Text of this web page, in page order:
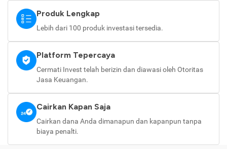
Produk Lengkap
Lebih dari 100 produk investasi tersedia.
Platform Tepercaya
Cermati Invest telah berizin dan diawasi oleh Otoritas
Jasa Keuangan.
Cairkan Kapan Saja
Cairkan dana Anda dimanapun dan kapanpun tanpa
biaya penalti.